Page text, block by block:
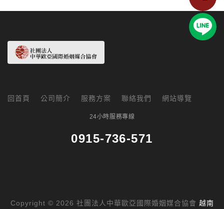
回首頁 公司簡介 服務方案 聯絡我們 網站導覽
24小時服務專線
0915-736-571
Copyright © 2026 社團法人中華歐亞國際婚姻媒合協會 越南